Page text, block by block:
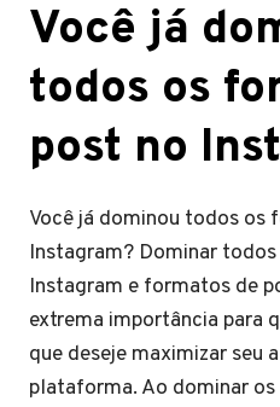
Você já
todos os
post no
Você já dominou todos os
Instagram? Dominar
Instagram e formatos de
extrema importância para
que deseje maximizar seu
plataforma. Ao dominar